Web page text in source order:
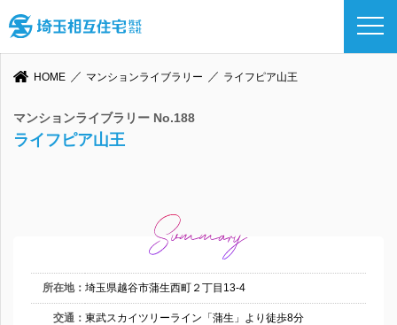
HOME マンションライブラリー ライフピア山王
マンションライブラリー No.188
ライフピア山王
所在地： 埼玉県越谷市蒲生西町２丁目13-4
交通： 東武スカイツリーライン「蒲生」より徒歩8分